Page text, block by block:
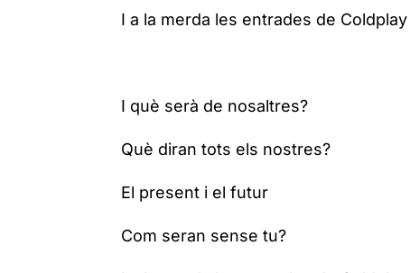
I a la merda les entrades de Coldplay
I què serà de nosaltres?
Què diran tots els nostres?
El present i el futur
Com seran sense tu?